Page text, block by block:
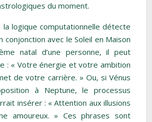
du moment.
la logique computationnelle détecte
conjonction avec le Soleil en Maison
natal d’une personne, il peut
: « Votre énergie et votre ambition
de votre carrière. » Ou, si Vénus
à Neptune, le processus
insérer : « Attention aux illusions
amoureux. » Ces phrases sont